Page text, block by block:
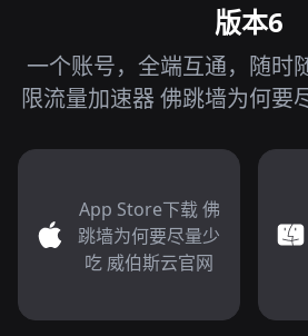
版本6
一个账号，全端互通，随时
限流量加速器 佛跳墙为何要
App Store下载 佛
跳墙为何要尽量少
吃 威伯斯云官网